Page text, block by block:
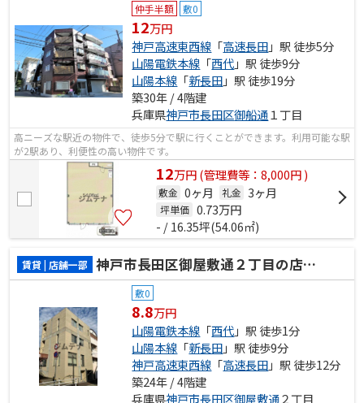
仲手半額 敷0
12万円
神戸高速東西線 「高速長田」駅 徒歩5分
山陽電鉄本線 「西代」駅 徒歩9分
山陽本線 「新長田」駅 徒歩19分
築30年 / 4階建
兵庫県神戸市長田区御船通１丁目
高ニーズな駅近の物件で、徒歩5分で駅に行くことができます。利用可能な駅
が2駅あり、利便性の高い物件です。
12万円(管理費等：8,000円 )
敷金 0ヶ月 礼金 3ヶ月
坪単価 0.73万円
- / 16.35坪(54.06㎡)
賃貸 | 店舗一部 神戸市長田区御屋敷通２丁目の店舗一部
敷0
8.8万円
山陽電鉄本線 「西代」駅 徒歩1分
山陽本線 「新長田」駅 徒歩9分
神戸高速東西線 「高速長田」駅 徒歩12分
築24年 / 4階建
兵庫県神戸市長田区御屋敷通２丁目